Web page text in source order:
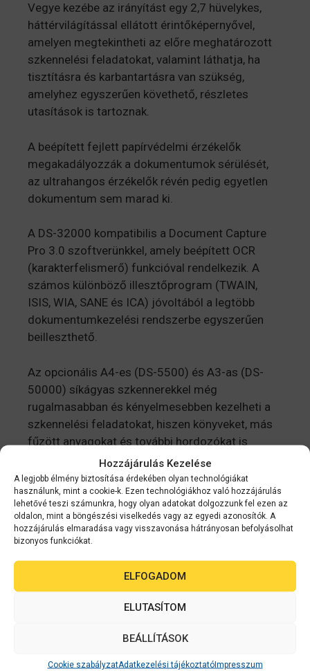
Hozzájárulás Kezelése
A legjobb élmény biztosítása érdekében olyan technológiákat
használunk, mint a cookie-k. Ezen technológiákhoz való hozzájárulás
lehetővé teszi számunkra, hogy olyan adatokat dolgozzunk fel ezen az
oldalon, mint a böngészési viselkedés vagy az egyedi azonosítók. A
hozzájárulás elmaradása vagy visszavonása hátrányosan befolyásolhat
bizonyos funkciókat.
ELFOGADOM
ELUTASÍTOM
BEÁLLÍTÁSOK
Cookie szabályzatAdatkezelési tájékoztatóImpresszum
Vegye kezébe az irányítást egy 2,7 hüvelykes,
háttérvilágítással ellátott érintőképernyővel,
amelyen megtekintheti az előre meghatározott
szkennelési feladatokat, valamint láthatja, ha
tisztításra és karbantartásra van szükség,
amelyhez egyszerűen követhető, részletes
utasítások is tartoznak.
A beépített fejlett papírvédelmi érzékelők
megakadályozzák a dokumentumok sérülését,
az ultrahangos érzékelők révén pedig egyetlen
dokumentum sem marad ki.
A DS-32000 kompatibilis a Document Capture
Pro 3.0 szoftverünkkel, amely beépített OCR
(karakterfelismerő) funkcióval rendelkezik. A
számos különböző illesztőprogram (TWAIN,
ISIS, WIA, SANE és ICA) jóvoltából a legtöbb
dokumentumkezelési rendszerbe egyszerűen
beilleszthető.
Az opcionális A4-es (DS-5500) és A3-as (DS-
50000) síkágyas szkennerekkel még
rugalmasabban és kényelmesebben kezelheti a
szkennelési feladatokat, hiszen könyveket, más
fűzött anyagokat és további hordozókat is
Kapcsolódó
termékek